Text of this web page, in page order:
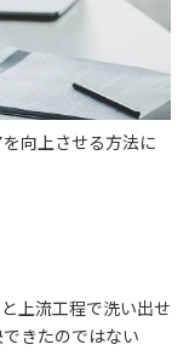
向上させる方法に
上流工程で洗い出せ
きたのではない